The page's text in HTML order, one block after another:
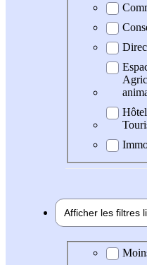
Afficher les filtres
Expérience